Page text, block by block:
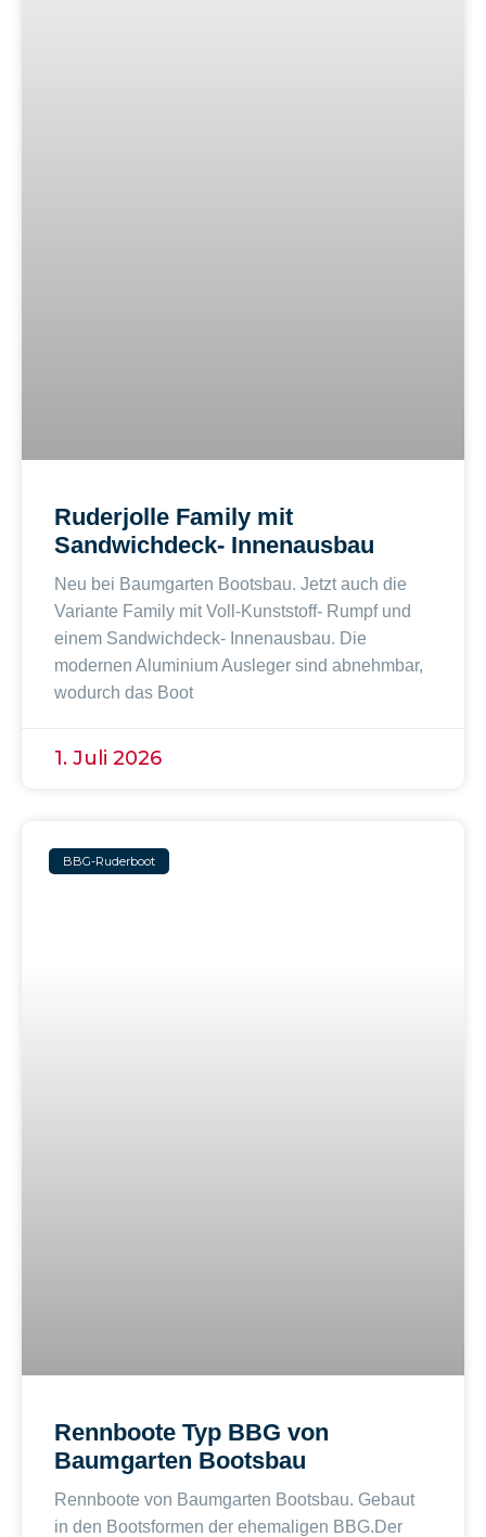
Ruderjolle Family mit
Sandwichdeck- Innenausbau
Neu bei Baumgarten Bootsbau. Jetzt auch die
Variante Family mit Voll-Kunststoff- Rumpf und
einem Sandwichdeck- Innenausbau. Die
modernen Aluminium Ausleger sind abnehmbar,
wodurch das Boot
1. Juli 2026
BBG-Ruderboot
Rennboote Typ BBG von
Baumgarten Bootsbau
Rennboote von Baumgarten Bootsbau. Gebaut
in den Bootsformen der ehemaligen BBG.Der